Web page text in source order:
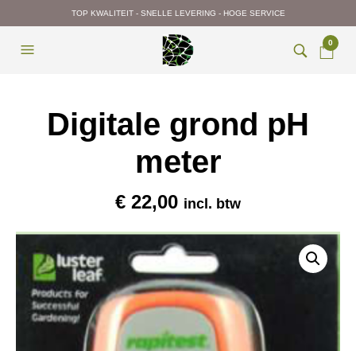
TOP KWALITEIT - SNELLE LEVERING - HOGE SERVICE
0
Digitale grond pH
meter
€ 22,00 incl. btw